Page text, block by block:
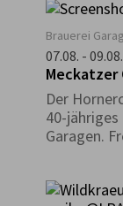
Brauerei
07.08. -
Meckatzer
Der
40-
Garagen.